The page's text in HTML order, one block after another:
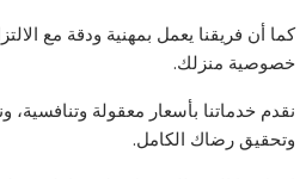
كما أن فريقنا يعمل بمهنية ودقة مع
خصوصية منزلك.
نقدم خدماتنا بأسعار معقولة وتنافسية،
وتحقيق رضاك الكامل.